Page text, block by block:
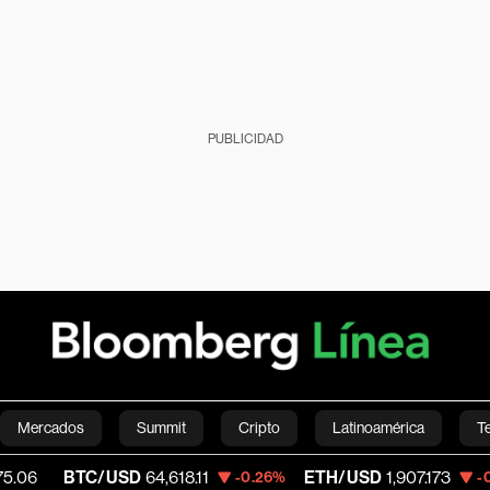
PUBLICIDAD
Mercados Summit Cripto Latinoamérica
Economía Estilo de vida Mundo Videos
USD 64,618.11 -0.26% ETH/USD 1,907.173 -0.45%